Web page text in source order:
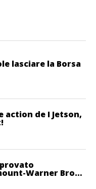
lasciare la Borsa
action de I Jetson,
Warner Bros